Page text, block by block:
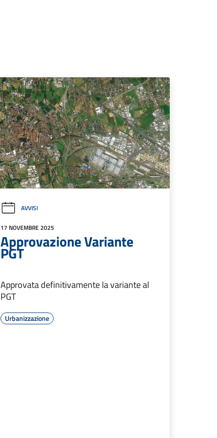
AVVISI
17 NOVEMBRE 2025
Approvazione Variante
PGT
Approvata definitivamente la variante al
PGT
Urbanizzazione